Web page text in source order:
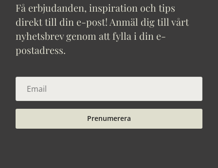
Få erbjudanden, inspiration och tips
direkt till din e-post! Anmäl dig till vårt
nyhetsbrev genom att fylla i din e-
postadress.
Prenumerera